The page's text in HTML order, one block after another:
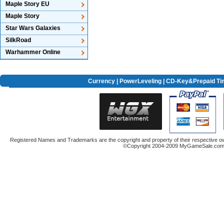
Maple Story EU
Maple Story
Star Wars Galaxies
SilkRoad
Warhammer Online
Currency| PowerLeveling| CD-Key&Prepaid
Registered Names and Trademarks are the copyright and property of their respective
©Copyright 2004-2009